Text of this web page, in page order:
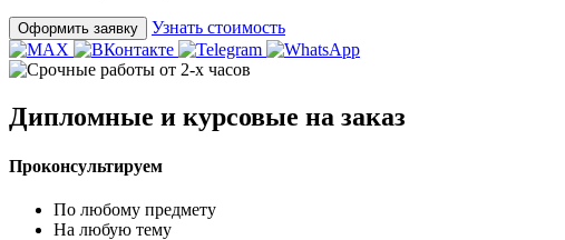
Оформить заявку Узнать стоимость
Дипломные и курсовые на заказ
Проконсультируем
По любому предмету
На любую тему